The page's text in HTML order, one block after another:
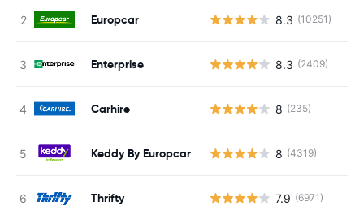
Europcar 8.3 (10251)
Enterprise 8.3 (2409)
Carhire 8 (235)
Keddy By Europcar 8 (4319)
Thrifty 7.9 (6971)